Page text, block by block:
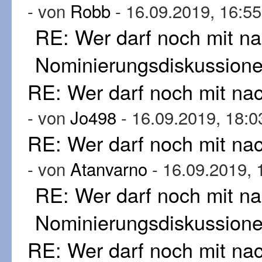
- von Robb - 16.09.2019, 16:55
RE: Wer darf noch mit
RE: Wer darf noch mit
- von Jo498 - 16.09.2019,
RE: Wer darf noch mit
- von Atanvarno - 16.09.2019,
RE: Wer darf noch mit
RE: Wer darf noch mit